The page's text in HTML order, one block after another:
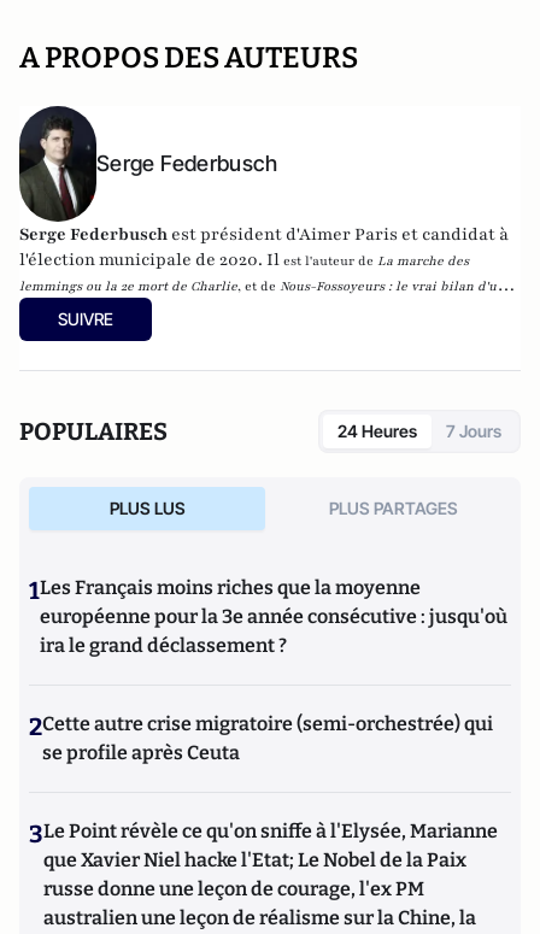
A PROPOS DES AUTEURS
Serge Federbusch
Serge Federbusch est président d'Aimer Paris et candidat à
l'élection municipale de 2020. Il est l'auteur de La marche des
lemmings ou la 2e mort de Charlie, et de Nous-Fossoyeurs : le vrai bilan d'un
fatal quinquennat
SUIVRE
POPULAIRES 24 Heures 7 Jours
PLUS LUS PLUS PARTAGES
1Les Français moins riches que la moyenne
européenne pour la 3e année consécutive : jusqu'où
ira le grand déclassement ?
2Cette autre crise migratoire (semi-orchestrée) qui
se profile après Ceuta
3Le Point révèle ce qu'on sniffe à l'Elysée, Marianne
que Xavier Niel hacke l'Etat; Le Nobel de la Paix
russe donne une leçon de courage, l'ex PM
australien une leçon de réalisme sur la Chine, la